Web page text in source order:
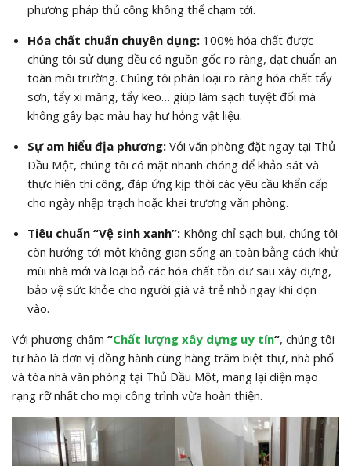
phương pháp thủ công không thể chạm tới.
Hóa chất chuẩn chuyên dụng:100% hóa chất được
chúng tôi sử dụng đều có nguồn gốc rõ ràng, đạt chuẩn an
toàn môi trường. Chúng tôi phân loại rõ ràng hóa chất tẩy
sơn, tẩy xi măng, tẩy keo… giúp làm sạch tuyệt đối mà
không gây bạc màu hay hư hỏng vật liệu.
Sự am hiểu địa phương:Với văn phòng đặt ngay tại Thủ
Dầu Một, chúng tôi có mặt nhanh chóng để khảo sát và
thực hiện thi công, đáp ứng kịp thời các yêu cầu khẩn cấp
cho ngày nhập trạch hoặc khai trương văn phòng.
Tiêu chuẩn “Vệ sinh xanh”:Không chỉ sạch bụi, chúng tôi
còn hướng tới một không gian sống an toàn bằng cách khử
mùi nhà mới và loại bỏ các hóa chất tồn dư sau xây dựng,
bảo vệ sức khỏe cho người già và trẻ nhỏ ngay khi dọn
vào.
Với phương châm “Chất lượng xây dựng uy tín“, chúng tôi
tự hào là đơn vị đồng hành cùng hàng trăm biệt thự, nhà phố
và tòa nhà văn phòng tại Thủ Dầu Một, mang lại diện mạo
rạng rỡ nhất cho mọi công trình vừa hoàn thiện.